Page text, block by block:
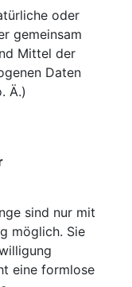
oder
gemeinsam
Mittel der
Daten
Ä.)
sind nur mit
möglich. Sie
eine formlose